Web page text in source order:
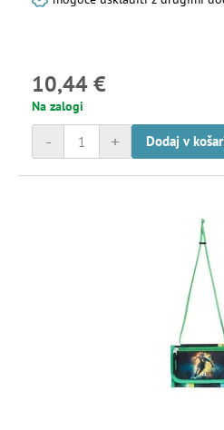
10,44 €
Na zalogi
+
- Dodaj v